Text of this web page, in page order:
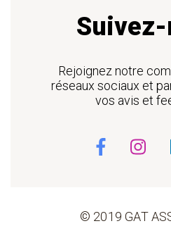
Rejoignez notre
réseaux sociaux et
vos avis et
© 2019 GAT